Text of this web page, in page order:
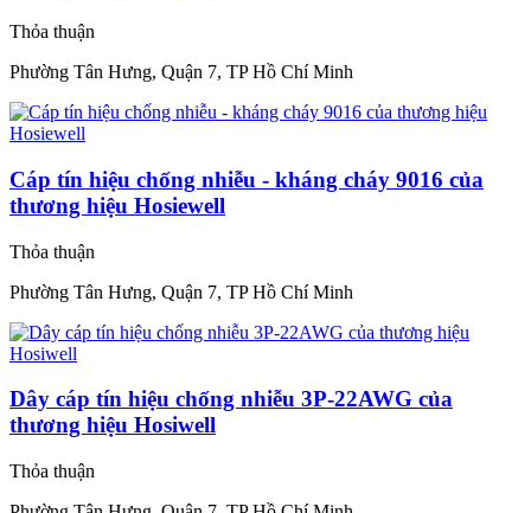
Thỏa thuận
Phường Tân Hưng, Quận 7, TP Hồ Chí Minh
Cáp tín hiệu chống nhiễu - kháng cháy 9016 của
thương hiệu Hosiewell
Thỏa thuận
Phường Tân Hưng, Quận 7, TP Hồ Chí Minh
Dây cáp tín hiệu chống nhiễu 3P-22AWG của
thương hiệu Hosiwell
Thỏa thuận